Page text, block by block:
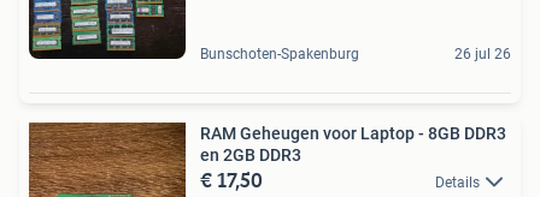
Bunschoten-Spakenburg 26 jul 26
RAM Geheugen voor Laptop - 8GB DDR3
en 2GB DDR3
€ 17,50 Details